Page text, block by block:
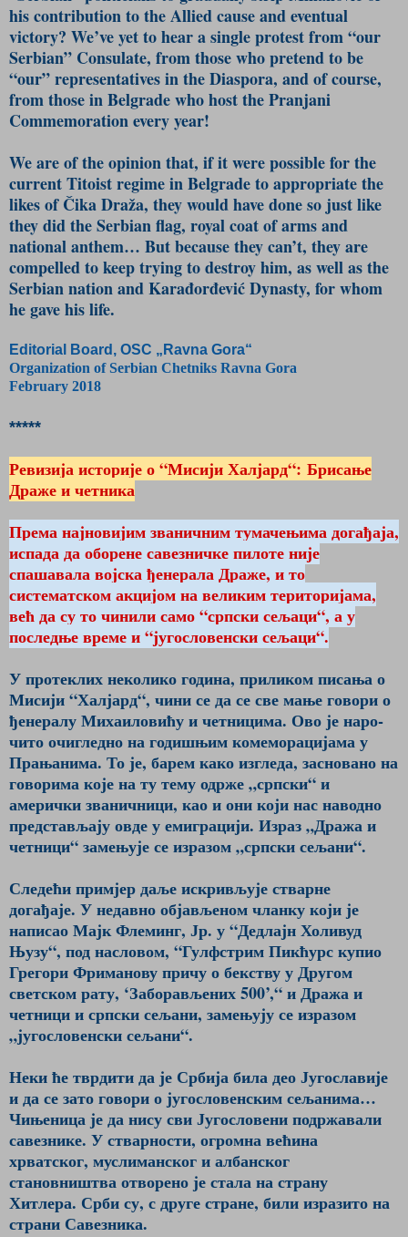
his contribution to the Allied cause and eventual
victory? We’ve yet to hear a single protest from “our
Serbian” Consulate, from those who pretend to be
“our” representatives in the Diaspora, and of cou­rse,
from those in Belgrade who host the Pranjani
Commemoration every year!
We are of the opinion that, if it were possible for the
current Titoist regime in Belgrade to appropriate the
likes of Čika Draža, they would have done so just like
they did the Serbian flag, royal coat of arms and
national anthem… But because they can’t, they are
compelled to keep trying to destroy him, as well as the
Serbian nation and Karađorđević Dynasty, for whom
he gave his life.
Editorial Board, OSC „Ravna Gora“
Organization of Serbian Chetniks Ravna Gora
February 2018
*****
Ревизија историје о “Мисији Халјард“: Брисање
Драже и четника
Према најновијим званичним тумачењима догађаја,
испада да оборене савезничке пилоте није
спашавала војска ђенерала Драже, и то
систематском акцијом на великим територијама,
већ да су то чинили само “српски сељаци“, а у
последње време и “југословенски сељаци“.
У протеклих неколико година, приликом писања о
Мисији “Халјард“, чини се да се све мање говори о
ђенералу Михаиловићу и четницима. Ово је наро­
чито очигледно на годишњим ко­меморацијама у
Прањанима. То је, барем како изгледа, засновано на
го­ворима које на ту тему одрже „срп­ски“ и
амерички званичници, као и они који нас наводно
представљају овде у емиграцији. Израз „Дража и
четници“ замењује се изразом „српски сељани“.
Следећи примјер даље искривљује стварне
догађаје. У недавно објављеном чланку који је
написао Мајк Флеминг, Јр. у “Дедлајн Холивуд
Њузу“, под насловом, “Гулфстрим Пикћурс купио
Грегори Фри­манову причу о бекству у Другом
светском рату, ‘Заборављених 500’,“ и Дража и
четници и српски сељани, замењују се изразом
„југословенски сељани“.
Неки ће тврдити да је Србија била део Југославије
и да се зато говори о југословенским сељанима…
Чињеница је да нису сви Југословени подржавали
савезнике. У стварности, огромна већина
хрватског, муслиманског и албанског
становништва отворено је стала на страну
Хитлера. Срби су, с друге стране, били изразито на
страни Савезника.